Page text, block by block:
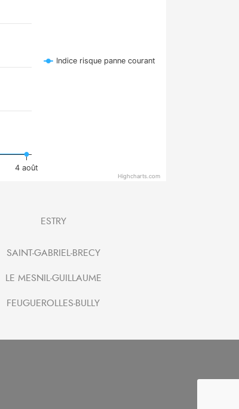
Indice risque panne courant
4 août
Highcharts.com
ESTRY
SAINT-GABRIEL-BRECY
LE MESNIL-GUILLAUME
FEUGUEROLLES-BULLY